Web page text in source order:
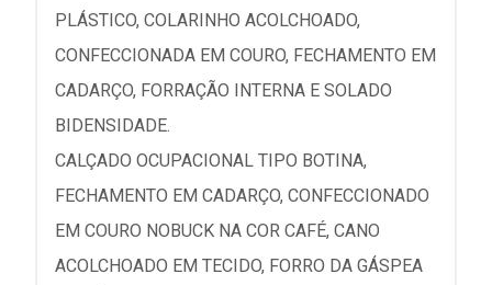
PLÁSTICO, COLARINHO ACOLCHOADO,
CONFECCIONADA EM COURO, FECHAMENTO EM
CADARÇO, FORRAÇÃO INTERNA E SOLADO
BIDENSIDADE.
CALÇADO OCUPACIONAL TIPO BOTINA,
FECHAMENTO EM CADARÇO, CONFECCIONADO
EM COURO NOBUCK NA COR CAFÉ, CANO
ACOLCHOADO EM TECIDO, FORRO DA GÁSPEA